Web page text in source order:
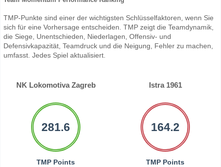
TMP-Punkte sind einer der wichtigsten Schlüsselfaktoren, wenn Sie
sich für eine Vorhersage entscheiden. TMP zeigt die Teamdynamik,
die Siege, Unentschieden, Niederlagen, Offensiv- und
Defensivkapazität, Teamdruck und die Neigung, Fehler zu machen,
umfasst. Jedes Spiel aktualisiert.
NK Lokomotiva Zagreb Istra 1961
281.6
TMP Points
164.2
TMP Points